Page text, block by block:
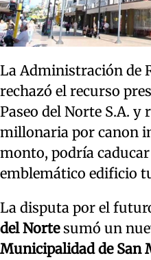
La Administración de
rechazó el recurso
Paseo del Norte S.A.
millonaria por canon
monto, podría
emblemático edificio
La disputa por el
del Nortesumó un
Municipalidad de San